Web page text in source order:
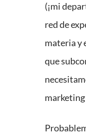
(¡mi
red de
materia y
que